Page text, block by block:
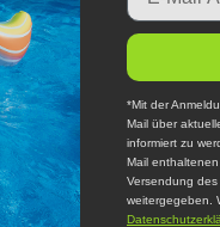
*Mit der
Mail über
informiert zu
Mail
Versendung
weitergegeben.